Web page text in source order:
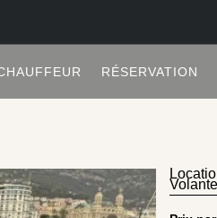
RÉSERVATION
Volante